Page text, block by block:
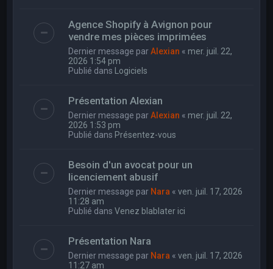
Agence Shopify à Avignon pour
vendre mes pièces imprimées
Dernier message parAlexian « mer. juil. 22,
2026 1:54 pm
Publié dans Logiciels
Présentation Alexian
Dernier message parAlexian « mer. juil. 22,
2026 1:53 pm
Publié dans Présentez-vous
Besoin d'un avocat pour un
licenciement abusif
Dernier message par Nara «ven. juil. 17, 2026
11:28 am
Publié dansVenez blablater ici
Présentation Nara
Dernier message par Nara «ven. juil. 17, 2026
11:27 am